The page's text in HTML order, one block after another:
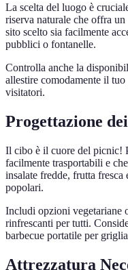
La scelta del luogo è
riserva naturale che offra
sito scelto sia facilmente
pubblici o fontanelle.
Controlla anche la
allestire comodamente il
visitatori.
Progettazione
Il cibo è il cuore del picnic!
facilmente trasportabili e
insalate fredde, frutta fresca
popolari.
Includi opzioni vegetariane
rinfrescanti per tutti.
barbecue portatile per
Attrezzatura